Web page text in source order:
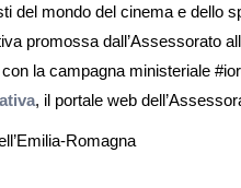
del mondo del cinema e dello
promossa dall’Assessorato
la campagna ministeriale
, il portale web
Romagna